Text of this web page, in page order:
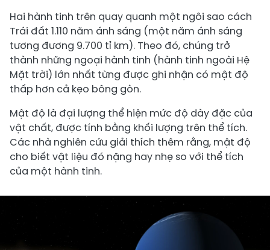
Hai hành tinh trên quay quanh một ngôi sao cách
Trái đất 1.110 năm ánh sáng (một năm ánh sáng
tương đương 9.700 tỉ km). Theo đó, chúng trở
thành những ngoại hành tinh (hành tinh ngoài Hệ
Mặt trời) lớn nhất từng được ghi nhận có mật độ
thấp hơn cả kẹo bông gòn.
Mật độ là đại lượng thể hiện mức độ dày đặc của
vật chất, được tính bằng khối lượng trên thể tích.
Các nhà nghiên cứu giải thích thêm rằng, mật độ
cho biết vật liệu đó nặng hay nhẹ so với thể tích
của một hành tinh.